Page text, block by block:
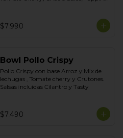
$7.990
Bowl Pollo Crispy
Pollo Crispy con base Arroz y Mix de
lechugas , Tomate cherry y Crutones.
Salsas incluidas Cilantro y Tasty
$7.490